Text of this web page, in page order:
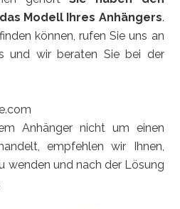
Modell Ihres Anhängers.
können, rufen Sie uns an
und wir beraten Sie bei der
Anhänger nicht um einen
empfehlen wir Ihnen,
wenden und nach der Lösung